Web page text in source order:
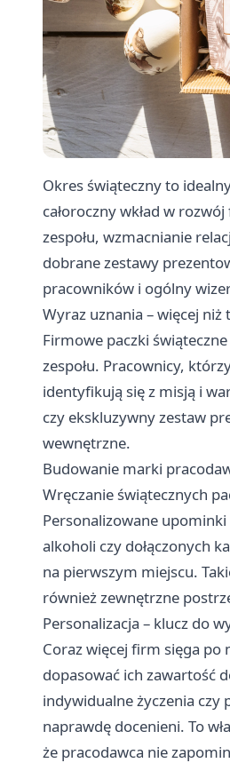
Okres świąteczny to
całoroczny wkład w
zespołu, wzmacnianie
dobrane zestawy
pracowników i ogólny
Wyraz uznania – więcej
Firmowe paczki
zespołu. Pracownicy,
identyfikują się z misją i
czy ekskluzywny zestaw
wewnętrzne.
Budowanie marki
Wręczanie świątecznych
Personalizowane
alkoholi czy dołączonych
na pierwszym miejscu.
również zewnętrzne
Personalizacja – klucz do
Coraz więcej firm sięga po
dopasować ich zawartość
indywidualne życzenia
naprawdę docenieni. To
że pracodawca nie